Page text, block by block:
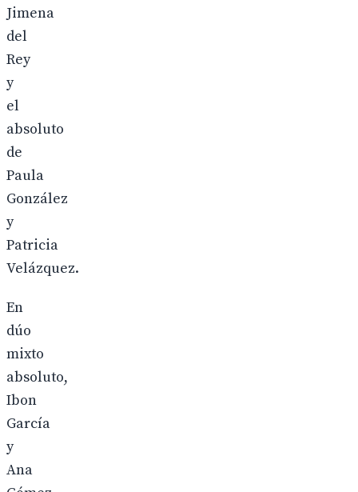
Jimena
del
Rey
y
el
absoluto
de
Paula
González
y
Patricia
Velázquez.
En
dúo
mixto
absoluto,
Ibon
García
y
Ana